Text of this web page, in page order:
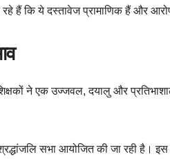
हैं कि ये दस्तावेज प्रामाणिक हैं और
ने एक उज्जवल, दयालु और
सभा आयोजित की जा रही है।